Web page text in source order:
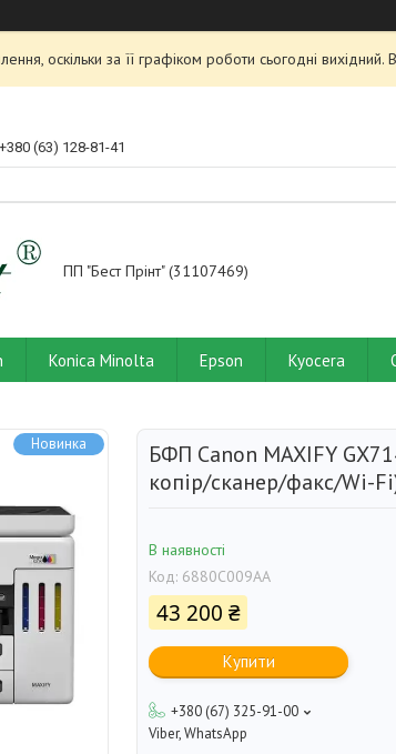
оскільки за її графіком роботи сьогодні
+380 (63) 128-81-41
ПП "Бест Прінт" (31107469)
Konica Minolta Epson Kyocera
Новинка
БФП Canon MAXIFY
копір/сканер/факс/Wi-
В наявності
Код: 6880C009AA
43 200 ₴
Купити
+380 (67) 325-91-00
Viber, WhatsApp